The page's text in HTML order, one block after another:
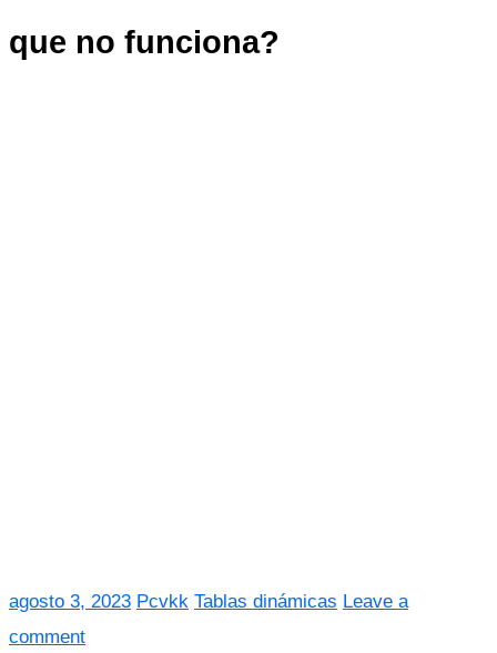
que no funciona?
agosto 3, 2023 Pcvkk Tablas dinámicas Leave a
comment